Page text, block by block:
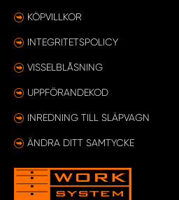
KÖPVILLKOR
INTEGRITETSPOLICY
VISSELBLÅSNING
UPPFÖRANDEKOD
INREDNING TILL SLÄPVAGN
ÄNDRA DITT SAMTYCKE